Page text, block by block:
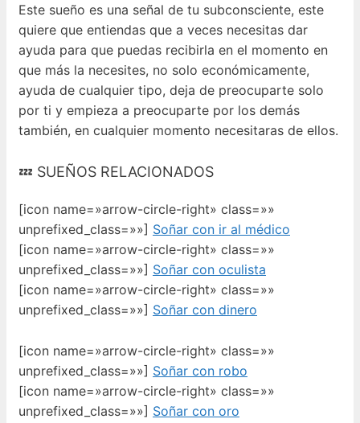
Este sueño es una señal de tu subconsciente, este
quiere que entiendas que a veces necesitas dar
ayuda para que puedas recibirla en el momento en
que más la necesites, no solo económicamente,
ayuda de cualquier tipo, deja de preocuparte solo
por ti y empieza a preocuparte por los demás
también, en cualquier momento necesitaras de ellos.
💤 SUEÑOS RELACIONADOS
[icon name=»arrow-circle-right» class=»»
unprefixed_class=»»] Soñar con ir al médico
[icon name=»arrow-circle-right» class=»»
unprefixed_class=»»] Soñar con oculista
[icon name=»arrow-circle-right» class=»»
unprefixed_class=»»] Soñar con dinero
[icon name=»arrow-circle-right» class=»»
unprefixed_class=»»] Soñar con robo
[icon name=»arrow-circle-right» class=»»
unprefixed_class=»»] Soñar con oro